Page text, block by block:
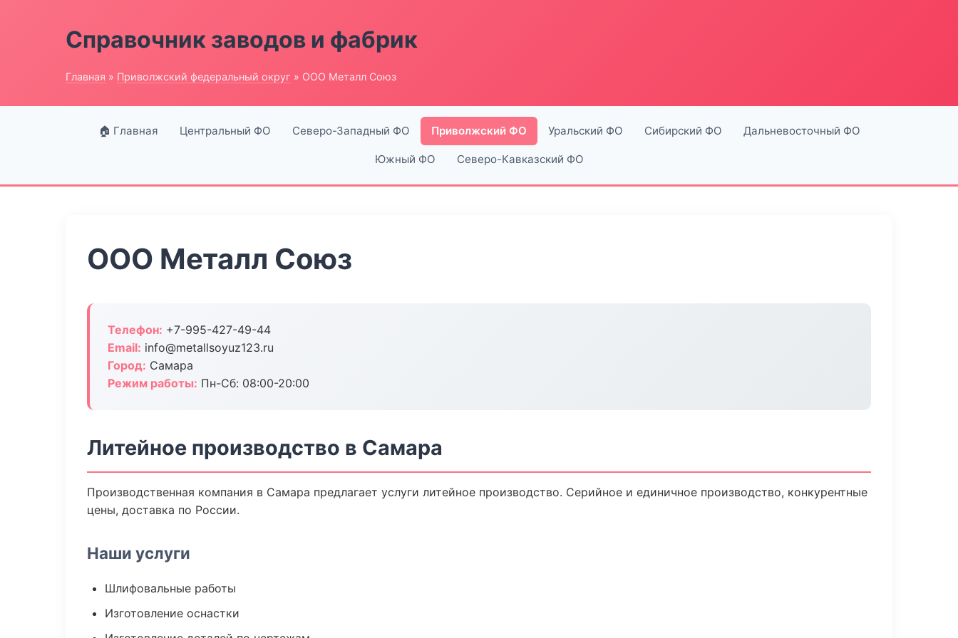
Справочник заводов и фабрик
Главная » Приволжский федеральный округ » ООО Металл Союз
🏠 Главная Центральный ФО Северо-Западный ФО Приволжский ФО Уральский ФО Сибирский ФО Дальневосточный ФО
Южный ФО Северо-Кавказский ФО
ООО Металл Союз
Телефон: +7-995-427-49-44
Email: info@metallsoyuz123.ru
Город: Самара
Режим работы: Пн-Сб: 08:00-20:00
Литейное производство в Самара
Производственная компания в Самара предлагает услуги литейное производство. Серийное и единичное производство, конкурентные
цены, доставка по России.
Наши услуги
Шлифовальные работы
Изготовление оснастки